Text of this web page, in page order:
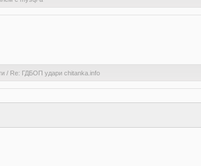
/ Re: ГДБОП удари chitanka.info